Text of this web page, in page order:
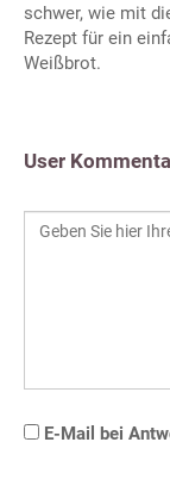
schwer, wie mit
Rezept für ein
Weißbrot.
User
E-Mail bei